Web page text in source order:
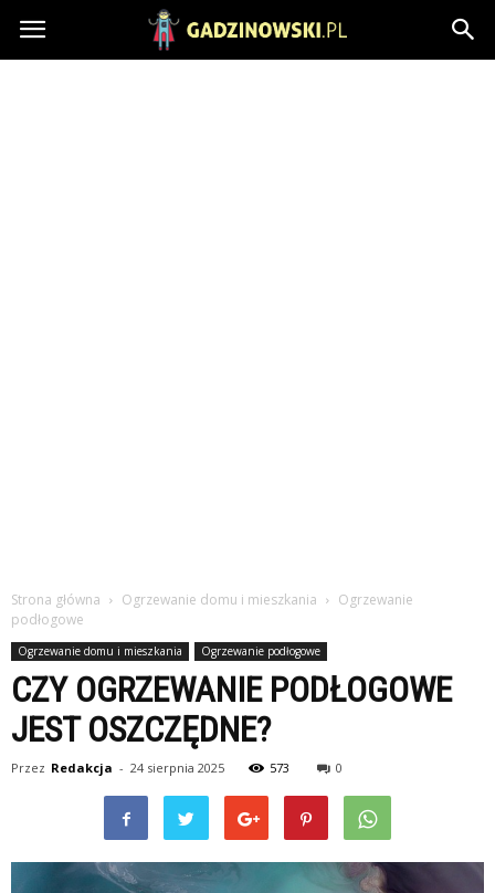
Gadzinowski.pl
Strona główna Ogrzewanie domu i mieszkania
Ogrzewanie
podłogowe
Ogrzewanie domu i mieszkania Ogrzewanie podłogowe
CZY OGRZEWANIE PODŁOGOWE
JEST OSZCZĘDNE?
Przez Redakcja - 24 sierpnia 2025 573 0